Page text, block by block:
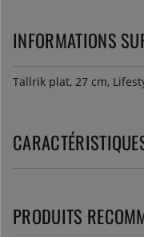
INFORMATIONS
Tallrik plat, 27 cm,
PRODUITS